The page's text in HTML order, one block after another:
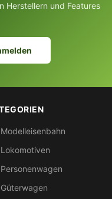
Herstellern und Features